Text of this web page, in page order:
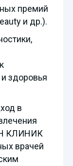
премий
и др.).
здоровья
в
КЛИНИК
врачей